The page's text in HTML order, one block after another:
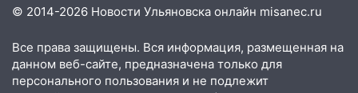
14:12 Куда жаловаться ульяновцам на
упавшее дерево или затопленную улицу
после непогоды
13:59 В Новом городе ураганным
© 2014-2026 Новости Ульяновска онлайн misanec.ru
Все права защищены. Вся информация, размещенная на
данном веб-сайте, предназначена только для
персонального пользования и не подлежит